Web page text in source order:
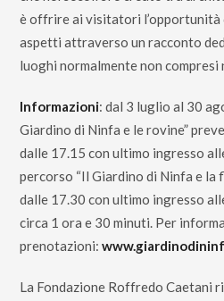
è offrire ai visitatori l’opportunità
aspetti attraverso un racconto
luoghi normalmente non compresi
Informazioni: dal 3 luglio al 30
Giardino di Ninfa e le rovine”
dalle 17.15 con ultimo ingresso
percorso “Il Giardino di Ninfa e la
dalle 17.30 con ultimo ingresso
circa 1 ora e 30 minuti. Per
prenotazioni:
La Fondazione Roffredo Caetani